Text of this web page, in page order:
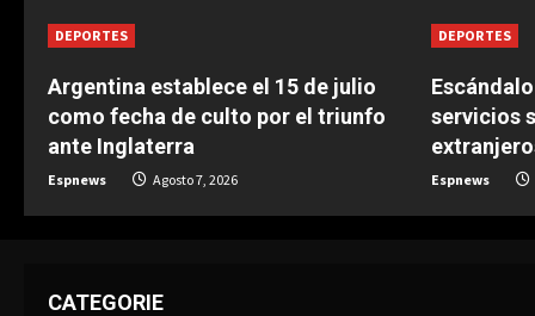
DEPORTES
Argentina establece el 15 de julio
como fecha de culto por el triunfo
ante Inglaterra
Espnews Agosto 7, 2026
DEPORTES
servicios
Espnews
CATEGORIE